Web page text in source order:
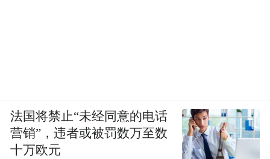
法国将禁止“未经同意的电话
营销”，违者或被罚数万至数
十万欧元